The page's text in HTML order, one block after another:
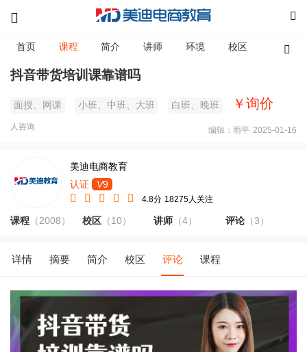
首页 课程 简介 讲师 环境 校区 资讯
抖音带货培训课靠谱吗
面授、网课 小班、中班、大班 白班、晚班 ￥询价
人咨询 2025-01-16
编辑：雨平
美迪电商教育
认证
V9
4.8分 18275人关注
课程 （2008） 校区（10） 讲师 （4） 评论（3）
详情 摘要 简介 校区 评论 课程